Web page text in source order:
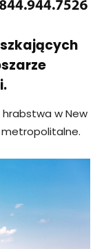
hrabstwa w New
metropolitalne.